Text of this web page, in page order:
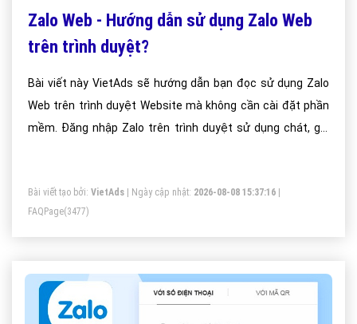
Zalo Web - Hướng dẫn sử dụng Zalo Web
trên trình duyệt?
Bài viết này VietAds sẽ hướng dẫn bạn đọc sử dụng Zalo
Web trên trình duyệt Website mà không cần cài đặt phần
mềm. Đăng nhập Zalo trên trình duyệt sử dụng chát, gọi
Bài viết tạo bởi: VietAds | Ngày cập nhật: 2026-08-08 15:37:16
FAQPage(3477)